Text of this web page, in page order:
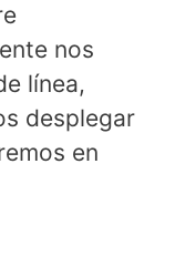
nos
línea,
desplegar
en